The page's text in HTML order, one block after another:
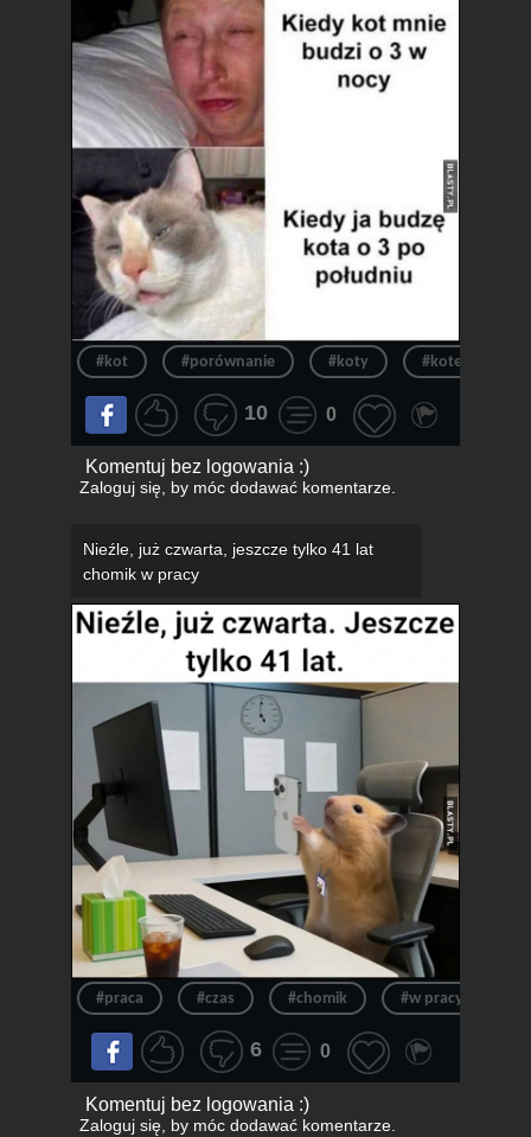
#kot #porównanie #koty #kotek
10 0
Komentuj bez logowania :)
Zaloguj się, by móc dodawać komentarze.
Nieźle, już czwarta, jeszcze tylko 41 lat
chomik w pracy
#praca #czas #chomik #w pracy
6 0
Komentuj bez logowania :)
Zaloguj się, by móc dodawać komentarze.